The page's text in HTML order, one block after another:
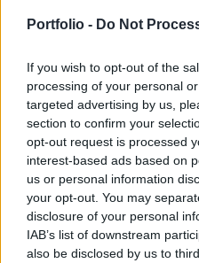
Portfolio - Do Not
If you wish to opt-out of the
processing of your personal
targeted advertising by us,
section to confirm your
opt-out request is processed
interest-based ads based on
us or personal information
your opt-out. You may
disclosure of your personal
IAB’s list of downstream
also be disclosed by us to
munkásokat
kapott a magyar
December óta mintegy 60,
dolgozót bocsátottak el a
üzeméből, ahol elektromos
gyártanak alkatrészeket. Az
mellett, betanított jellegű
munkaerő-kölcsönzőn
számú vietnámi